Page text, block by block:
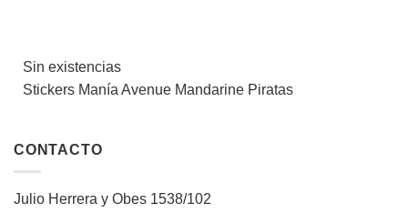
Sin existencias
Stickers Manía Avenue Mandarine Piratas
CONTACTO
Julio Herrera y Obes 1538/102